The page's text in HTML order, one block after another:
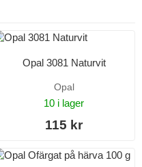
Opal 3081 Naturvit
Opal
10 i lager
115 kr